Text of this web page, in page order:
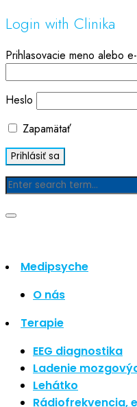
Login with Clinika
Prihlasovacie meno alebo
Heslo
Zapamätať
Medipsyche
O nás
Terapie
EEG diagnostika
Ladenie
Lehátko
Rádiofrekvencia,
Blog
Najnovšie články
Nové polarizované svetlo
Rozšírenie služieb
Hudba a vývoj mozgu